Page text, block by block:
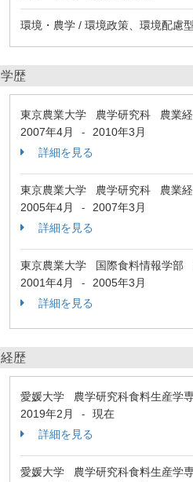
環境・農学 / 環境政策、環境配慮
学歴
東京農業大学 農学研究科 農業経
2007年4月
-
2010年3月
詳細を見る
東京農業大学 農学研究科 農業経
2005年4月
-
2007年3月
詳細を見る
東京農業大学 国際食料情報学部
2001年4月
-
2005年3月
詳細を見る
経歴
愛媛大学 農学研究科食料生産学
2019年2月
-
現在
詳細を見る
愛媛大学 農学研究科食料生産学